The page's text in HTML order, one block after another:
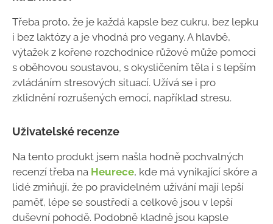
Třeba proto, že je každá kapsle bez cukru, bez lepku
i bez laktózy a je vhodná pro vegany. A hlavbě,
výtažek z kořene rozchodnice růžové může pomoci
s oběhovou soustavou, s okysličením těla i s lepším
zvládáním stresových situací. Užívá se i pro
zklidnění rozrušených emocí, například stresu.
Uživatelské recenze
Na tento produkt jsem našla hodně pochvalných
recenzí třeba na Heurece, kde má vynikající skóre a
lidé zmiňují, že po pravidelném užívání mají lepší
paměť, lépe se soustředí a celkově jsou v lepší
duševní pohodě. Podobně kladně jsou kapsle